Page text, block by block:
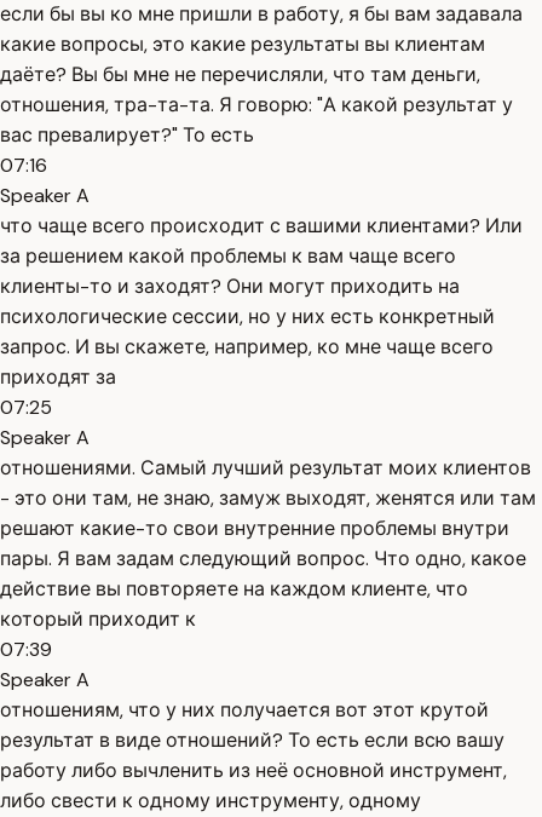
если бы вы ко мне пришли в работу, я бы вам задавала
какие вопросы, это какие результаты вы клиентам
даёте? Вы бы мне не перечисляли, что там деньги,
отношения, тра-та-та. Я говорю: "А какой результат у
вас превалирует?" То есть
07:16
Speaker A
что чаще всего происходит с вашими клиентами? Или
за решением какой проблемы к вам чаще всего
клиенты-то и заходят? Они могут приходить на
психологические сессии, но у них есть конкретный
запрос. И вы скажете, например, ко мне чаще всего
приходят за
07:25
Speaker A
отношениями. Самый лучший результат моих клиентов
- это они там, не знаю, замуж выходят, женятся или там
решают какие-то свои внутренние проблемы внутри
пары. Я вам задам следующий вопрос. Что одно, какое
действие вы повторяете на каждом клиенте, что
который приходит к
07:39
Speaker A
отношениям, что у них получается вот этот крутой
результат в виде отношений? То есть если всю вашу
работу либо вычленить из неё основной инструмент,
либо свести к одному инструменту, одному